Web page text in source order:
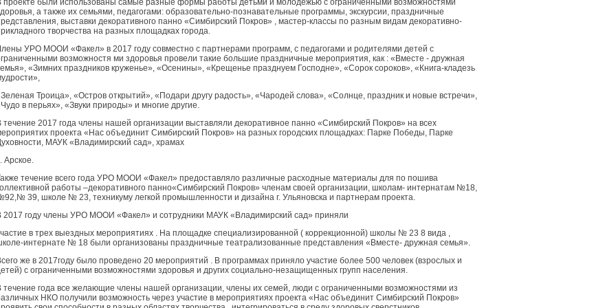
проекте были использованы самые разные формы работы детьми и молодежью с ограниченными возможностями
а также их семьями, педагогами: образовательно-познавательные программы, экскурсии, праздничные
выставки декоративного панно «Симбирский Покров» , мастер-классы по разным видам декоративно-
творчества на разных площадках города.
УРО МООИ «Факел» в 2017 году совместно с партнерами программ, с педагогами и родителями детей с
возможностя ми здоровья провели такие большие праздничные мероприятия, как : «Вместе - дружная
«Зимних праздников круженье», «Осенины», «Крещенье празднуем Господне», «Сорок сороков», «Книга-кладезь
Троица», «Остров открытий», «Подари другу радость», «Чародей слова», «Солнце, праздник и новые встречи»,
в перьях», «Звуки природы» и многие другие.
течение 2017 года члены нашей организации выставляли декоративное панно «Симбирский Покров» на всех
проекта «Нас объединит Симбирский Покров» на разных городских площадках: Парке Победы, Парке
МАУК «Владимирский сад», храмах
Арское.
течение всего года УРО МООИ «Факел» предоставляло различные расходные материалы для по пошива
работы –декоративного панно«Симбирский Покров» членам своей организации, школам- интернатам №18,
39, школе № 23, техникуму легкой промышленности и дизайна г. Ульяновска и партнерам проекта.
2017 году члены УРО МООИ «Факел» и сотрудники МАУК «Владимирский сад» приняли
в трех выездных мероприятиях . На площадке специализированной ( коррекционной) школы № 23 8 вида ,
интернате № 18 были организованы праздничные театрализованные представления «Вместе- дружная семья».
же в 2017году было проведено 20 мероприятий . В программах приняло участие более 500 человек (взрослых и
с ограниченными возможностями здоровья и других социально-незащищенных групп населения.
течение года все желающие члены нашей организации, члены их семей, люди с ограниченными возможностями из
НКО получили возможность через участие в мероприятиях проекта «Нас объединит Симбирский Покров»